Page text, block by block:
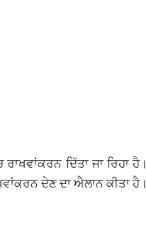
ਦਿੱਤਾ ਜਾ ਰਿਹਾ ਹੈ।
ਦੇਣ ਦਾ ਐਲਾਨ ਕੀਤਾ ਹੈ।